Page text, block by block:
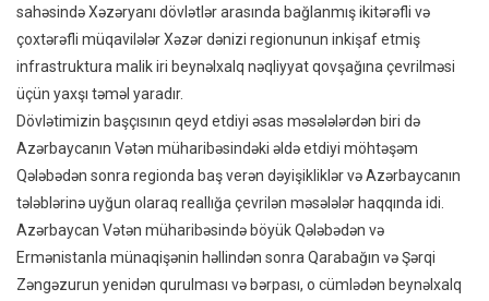
sahəsində Xəzəryanı dövlətlər arasında bağlanmış ikitərəfli və
çoxtərəfli müqavilələr Xəzər dənizi regionunun inkişaf etmiş
infrastruktura malik iri beynəlxalq nəqliyyat qovşağına çevrilməsi
üçün yaxşı təməl yaradır.
Dövlətimizin başçısının qeyd etdiyi əsas məsələlərdən biri də
Azərbaycanın Vətən müharibəsindəki əldə etdiyi möhtəşəm
Qələbədən sonra regionda baş verən dəyişikliklər və Azərbaycanın
tələblərinə uyğun olaraq reallığa çevrilən məsələlər haqqında idi.
Azərbaycan Vətən müharibəsində böyük Qələbədən və
Ermənistanla münaqişənin həllindən sonra Qarabağın və Şərqi
Zəngəzurun yenidən qurulması və bərpası, o cümlədən beynəlxalq